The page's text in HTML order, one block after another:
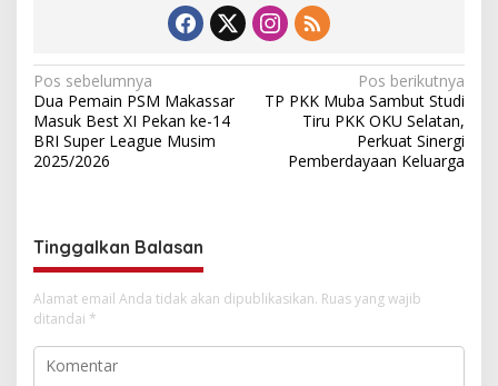
N
a
v
i
a
s
i
p
o
Pos sebelumnya
Dua Pemain PSM Makassar
Masuk Best XI Pekan ke-14
BRI Super League Musim
2025/2026
Pos berikutnya
TP PKK Muba Sambut Studi
Tiru PKK OKU Selatan,
Perkuat Sinergi
Pemberdayaan Keluarga
Tinggalkan Balasan
Alamat email Anda tidak akan dipublikasikan. Ruas yang wajib
ditandai *